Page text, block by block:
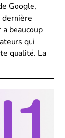
Google,
dernière
beaucoup
qui
qualité. La